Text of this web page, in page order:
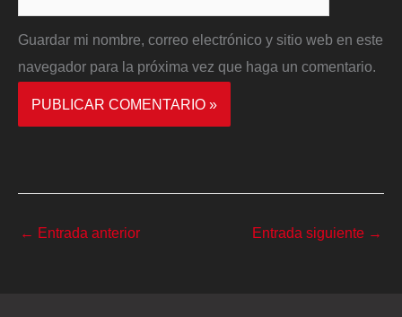
Guardar mi nombre, correo electrónico y sitio web en este
navegador para la próxima vez que haga un comentario.
← Entrada anterior Entrada siguiente →